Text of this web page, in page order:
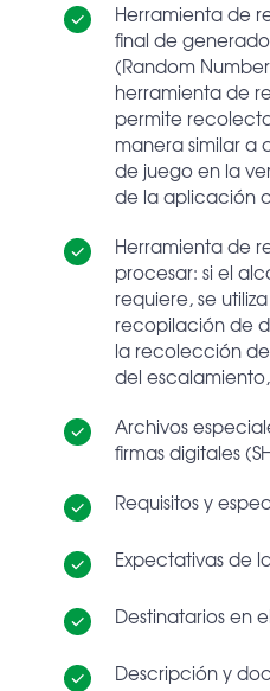
Herramienta de
final de
(Random
herramienta de
permite
manera similar a
de juego en la
de la aplicación
Herramienta de
procesar: si el
requiere, se
recopilación de
la recolección de
del
Archivos
firmas digitales
Requisitos y
Expectativas de
Destinatarios en
Descripción y